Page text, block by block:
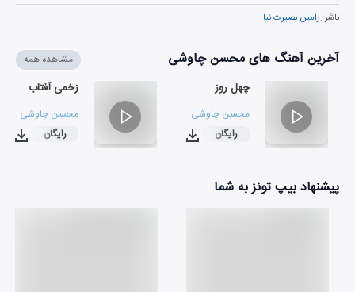
ناشر :رامین بصیرت نیا
آخرین آهنگ های محسن چاوشی مشاهده همه
چهل روز
محسن چاوشی
۰۳:۱۷رایگان
زخمی آفتاب
محسن چاوشی
۰۳:۳۳
رایگان
پیشنهاد بیپ تونز به شما